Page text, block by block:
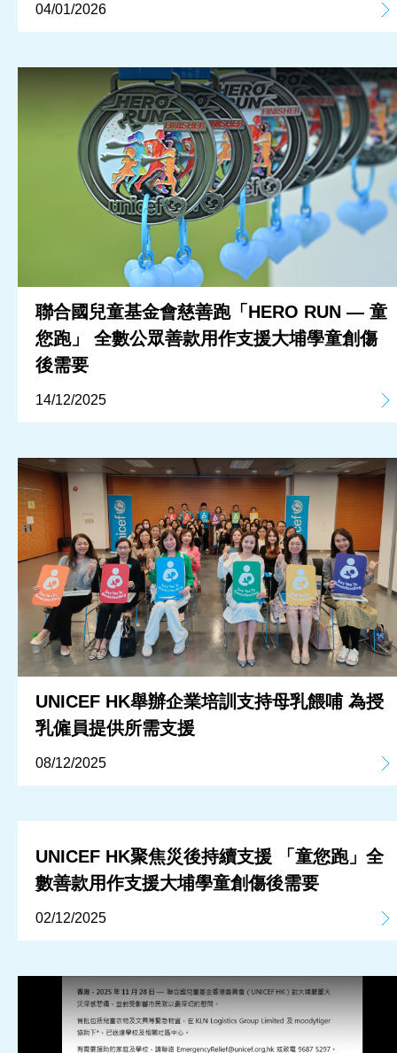
04/01/2026
聯合國兒童基金會慈善跑「HERO RUN — 童
您跑」 全數公眾善款用作支援大埔學童創傷
後需要
14/12/2025
UNICEF HK舉辦企業培訓支持母乳餵哺 為授
乳僱員提供所需支援
08/12/2025
UNICEF HK聚焦災後持續支援 「童您跑」全
數善款用作支援大埔學童創傷後需要
02/12/2025